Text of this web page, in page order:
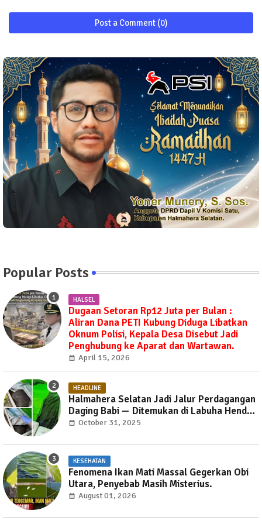
Post a Comment (0)
Popular Posts
HALSEL
Dugaan Setoran Rp12 Juta per Bulan :
Aliran Dana PETI Kubung Diduga Libatkan
Oknum Polisi, Kepala Desa Disebut Jadi
Penghubung ke Aparat dan Wartawan.
April 15, 2026
HEADLINE
Halmahera Selatan Jadi Jalur Perdagangan
Daging Babi — Ditemukan di Labuha Hendak
Dibawa ke Weda, Warga Mayoritas Marah,
October 31, 2025
KESEHATAN
Fenomena Ikan Mati Massal Gegerkan Obi
Utara, Penyebab Masih Misterius.
August 01, 2026